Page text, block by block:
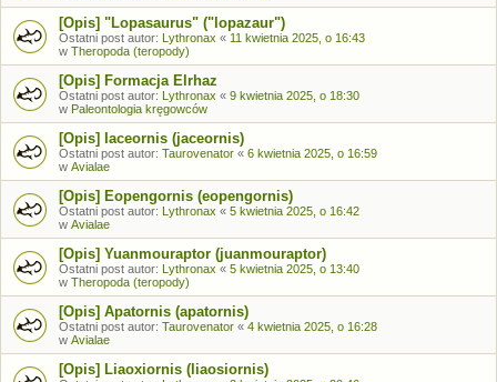
[Opis] "Lopasaurus" ("lopazaur")
Ostatni post autor: Lythronax « 11 kwietnia 2025, o 16:43
w Theropoda (teropody)
[Opis] Formacja Elrhaz
Ostatni post autor: Lythronax « 9 kwietnia 2025, o 18:30
w Paleontologia kręgowców
[Opis] Iaceornis (jaceornis)
Ostatni post autor: Taurovenator « 6 kwietnia 2025, o 16:59
w Avialae
[Opis] Eopengornis (eopengornis)
Ostatni post autor: Lythronax « 5 kwietnia 2025, o 16:42
w Avialae
[Opis] Yuanmouraptor (juanmouraptor)
Ostatni post autor: Lythronax « 5 kwietnia 2025, o 13:40
w Theropoda (teropody)
[Opis] Apatornis (apatornis)
Ostatni post autor: Taurovenator « 4 kwietnia 2025, o 16:28
w Avialae
[Opis] Liaoxiornis (liaosiornis)